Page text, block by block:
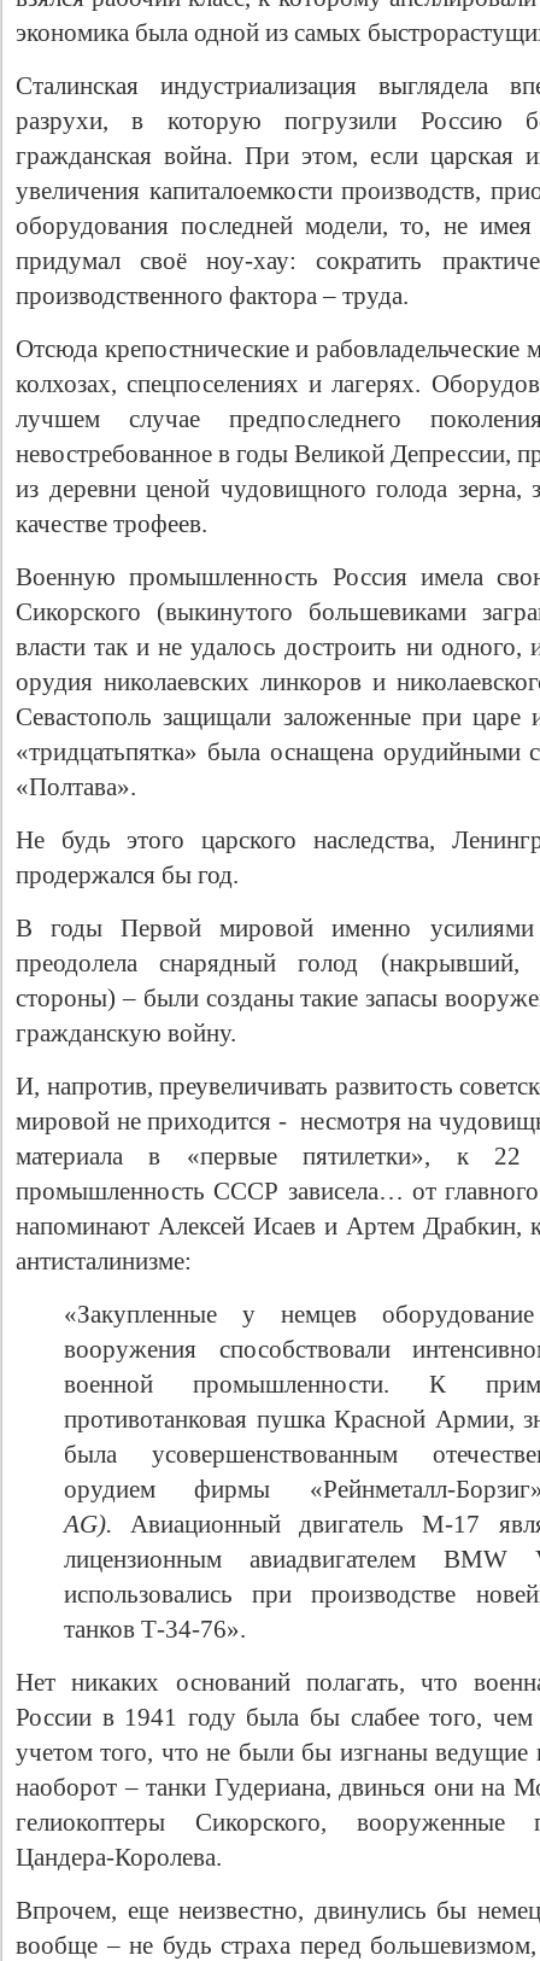
экономика была одной из самых
Сталинская индустриализация выглядела
разрухи, в которую погрузили Россию
гражданская война. При этом, если царская
увеличения капиталоемкости производств,
оборудования последней модели, то, не имея
придумал своё ноу-хау: сократить
производственного фактора – труда.
Отсюда крепостнические и
колхозах, спецпоселениях и лагерях.
лучшем случае предпоследнего
невостребованное в годы Великой Депрессии,
из деревни ценой чудовищного голода зерна,
качестве трофеев.
Военную промышленность Россия имела
Сикорского (выкинутого большевиками
власти так и не удалось достроить ни
орудия николаевских линкоров и
Севастополь защищали заложенные при
«тридцатьпятка» была оснащена орудийными
«Полтава».
Не будь этого царского наследства,
продержался бы год.
В годы Первой мировой именно
преодолела снарядный голод
стороны) – были созданы такие запасы
гражданскую войну.
И, напротив, преувеличивать развитость
мировой не приходится - несмотря на
материала в «первые пятилетки», к
промышленность СССР зависела… от
напоминают Алексей Исаев и Артем Драбкин,
антисталинизме:
«Закупленные у немцев
вооружения способствовали
военной промышленности. К
противотанковая пушка Красной Армии,
была усовершенствованным
орудием фирмы «Рейнметалл-
AG).Авиационный двигатель М-17
лицензионным авиадвигателем
использовались при производстве
танков Т-34-76».
Нет никаких оснований полагать, что
России в 1941 году была бы слабее того,
учетом того, что не были бы изгнаны
наоборот – танки Гудериана, двинься они на
гелиокоптеры Сикорского, вооруженные
Цандера-Королева.
Впрочем, еще неизвестно, двинулись бы
вообще – не будь страха перед